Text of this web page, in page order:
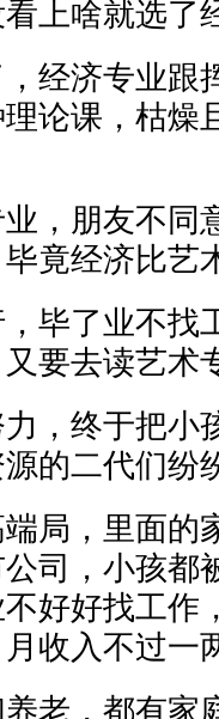
上啥就选了
经济专业跟
论课，枯燥
，朋友不同
竟经济比艺
毕了业不找
要去读艺
，终于把小
的二代们
局，里面的
司，小孩都
好好找工作
月收入不过
老，都有家